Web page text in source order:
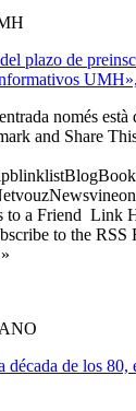
plazo de
només
and Share
to a Friend
to the RSS
década de los